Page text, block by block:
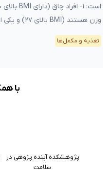
وزن هستند (BMI بالای ۲۷) و یکی از […]
تغذیه و مکمل‌ها
با
پژوهشکده آینده پژوهی در
سلامت